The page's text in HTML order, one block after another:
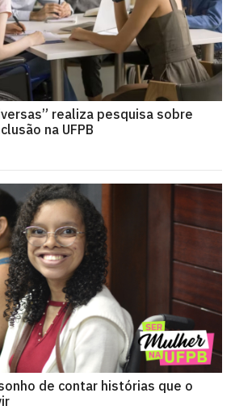
realiza pesquisa sobre
na UFPB
de contar histórias que o